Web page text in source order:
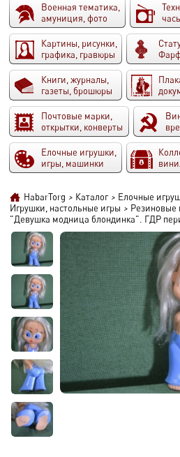
Военная тематика,
амуниция, фото
Картины, рисунки,
графика, гравюры
Книги, журналы,
газеты, брошюры
Почтовые марки,
открытки, конверты
Елочные игрушки,
игры, машинки
HabarTorg > Каталог > Елочные
Игрушки, настольные игры > Резиновые
"Девушка модница блондинка". ГДР